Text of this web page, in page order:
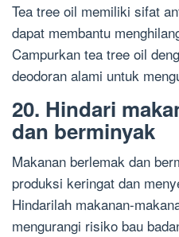
Tea tree oil memiliki sifat
dapat membantu
Campurkan tea tree oil
deodoran alami untuk
20. Hindari
dan berminyak
Makanan berlemak dan
produksi keringat dan
Hindarilah makanan-
mengurangi risiko bau